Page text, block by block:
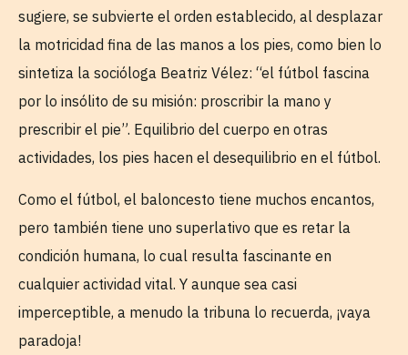
sugiere, se subvierte el orden establecido, al desplazar
la motricidad fina de las manos a los pies, como bien lo
sintetiza la socióloga Beatriz Vélez: “el fútbol fascina
por lo insólito de su misión: proscribir la mano y
prescribir el pie”. Equilibrio del cuerpo en otras
actividades, los pies hacen el desequilibrio en el fútbol.
Como el fútbol, el baloncesto tiene muchos encantos,
pero también tiene uno superlativo que es retar la
condición humana, lo cual resulta fascinante en
cualquier actividad vital. Y aunque sea casi
imperceptible, a menudo la tribuna lo recuerda, ¡vaya
paradoja!